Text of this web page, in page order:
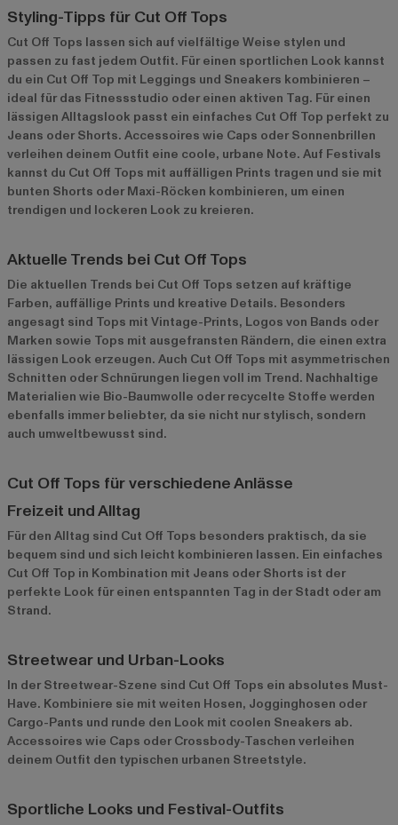
Styling-Tipps für Cut Off Tops
Cut Off Tops lassen sich auf vielfältige Weise stylen und
passen zu fast jedem Outfit. Für einen sportlichen Look kannst
du ein Cut Off Top mit Leggings und Sneakers kombinieren –
ideal für das Fitnessstudio oder einen aktiven Tag. Für einen
lässigen Alltagslook passt ein einfaches Cut Off Top perfekt zu
Jeans oder Shorts. Accessoires wie Caps oder Sonnenbrillen
verleihen deinem Outfit eine coole, urbane Note. Auf Festivals
kannst du Cut Off Tops mit auffälligen Prints tragen und sie mit
bunten Shorts oder Maxi-Röcken kombinieren, um einen
trendigen und lockeren Look zu kreieren.
Aktuelle Trends bei Cut Off Tops
Die aktuellen Trends bei Cut Off Tops setzen auf kräftige
Farben, auffällige Prints und kreative Details. Besonders
angesagt sind Tops mit Vintage-Prints, Logos von Bands oder
Marken sowie Tops mit ausgefransten Rändern, die einen extra
lässigen Look erzeugen. Auch Cut Off Tops mit asymmetrischen
Schnitten oder Schnürungen liegen voll im Trend. Nachhaltige
Materialien wie Bio-Baumwolle oder recycelte Stoffe werden
ebenfalls immer beliebter, da sie nicht nur stylisch, sondern
auch umweltbewusst sind.
Cut Off Tops für verschiedene Anlässe
Freizeit und Alltag
Für den Alltag sind Cut Off Tops besonders praktisch, da sie
bequem sind und sich leicht kombinieren lassen. Ein einfaches
Cut Off Top in Kombination mit Jeans oder Shorts ist der
perfekte Look für einen entspannten Tag in der Stadt oder am
Strand.
Streetwear und Urban-Looks
In der Streetwear-Szene sind Cut Off Tops ein absolutes Must-
Have. Kombiniere sie mit weiten Hosen, Jogginghosen oder
Cargo-Pants und runde den Look mit coolen Sneakers ab.
Accessoires wie Caps oder Crossbody-Taschen verleihen
deinem Outfit den typischen urbanen Streetstyle.
Sportliche Looks und Festival-Outfits